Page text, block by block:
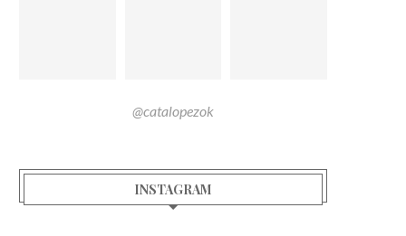
@catalopezok
INSTAGRAM